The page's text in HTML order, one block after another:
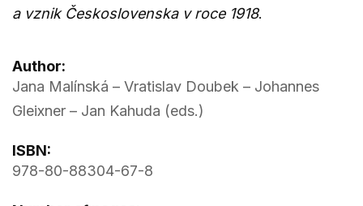
a vznik Československa v roce 1918.
Author:
Jana Malínská – Vratislav Doubek – Johannes
Gleixner – Jan Kahuda (eds.)
ISBN:
978-80-88304-67-8